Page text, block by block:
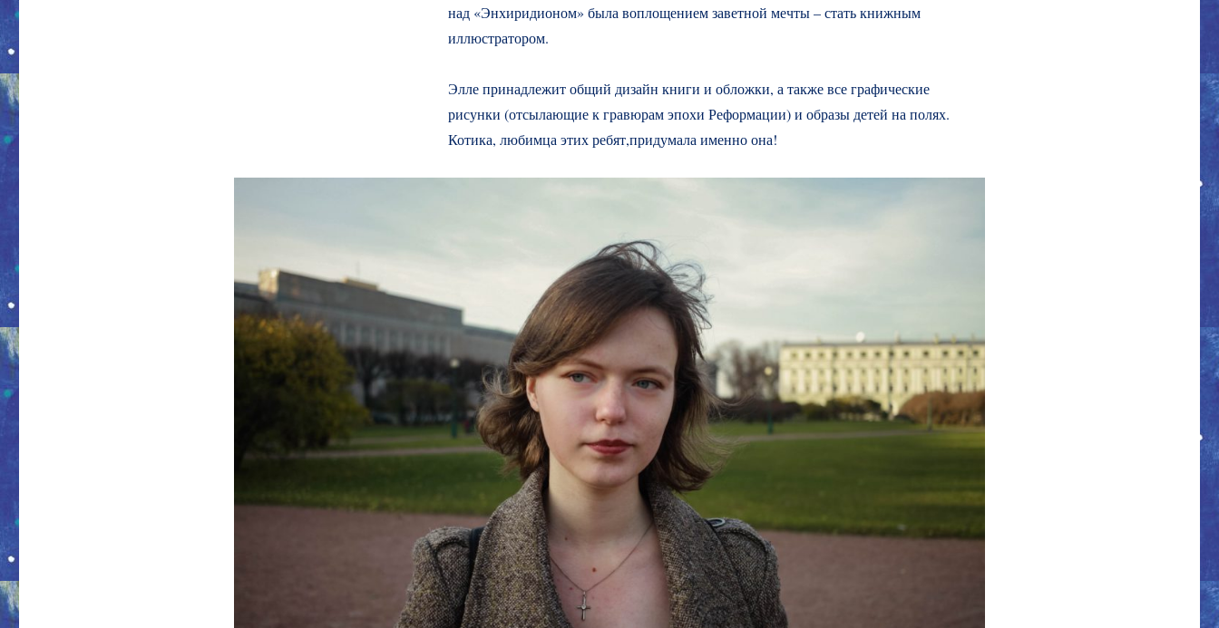
над «Энхиридионом» была воплощением заветной мечты – стать книжным
иллюстратором.
Элле принадлежит общий дизайн книги и обложки, а также все графические
рисунки (отсылающие к гравюрам эпохи Реформации) и образы детей на полях.
Котика, любимца этих ребят,придумала именно она!